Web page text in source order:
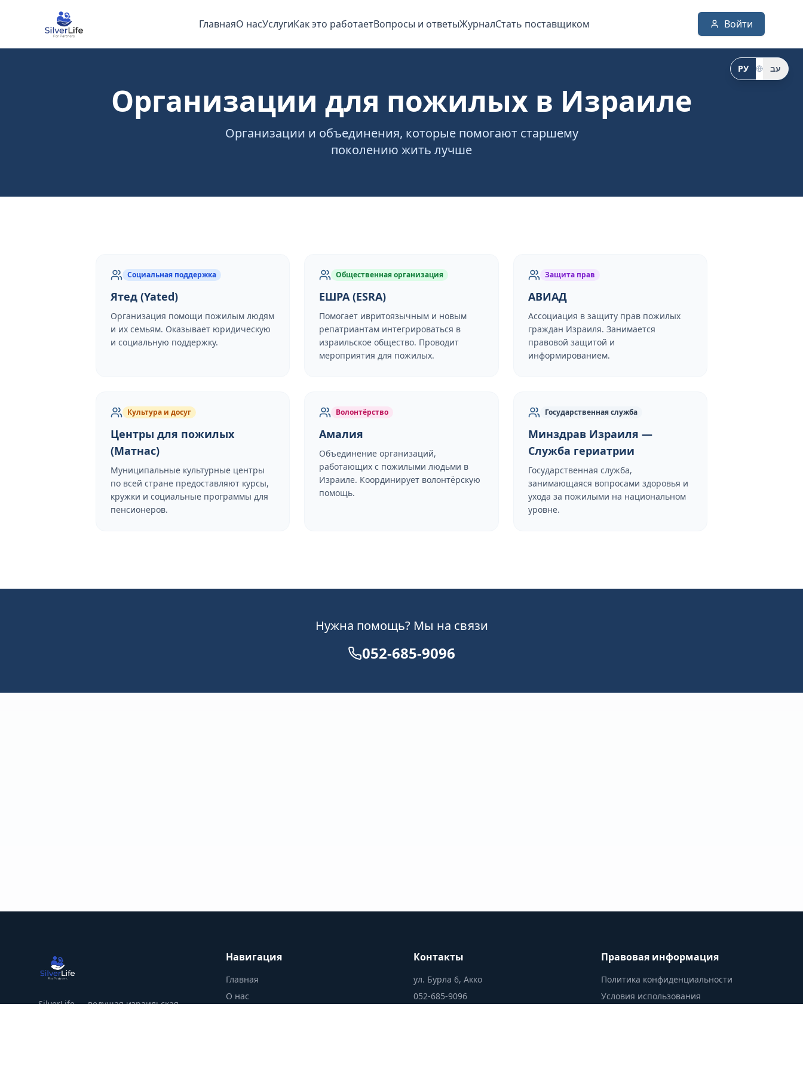
ГлавнаяО насУслугиКак это работаетВопросы и ответыЖурналСтать поставщиком Войти
Организации для пожилых в Израиле
Организации и объединения, которые помогают старшему
поколению жить лучше
Социальная поддержка
Ятед (Yated)
Организация помощи пожилым людям
и их семьям. Оказывает юридическую
и социальную поддержку.
Общественная организация
ЕШРА (ESRA)
Помогает ивритоязычным и новым
репатриантам интегрироваться в
израильское общество. Проводит
мероприятия для пожилых.
Защита прав
АВИАД
Ассоциация в защиту прав пожилых
граждан Израиля. Занимается
правовой защитой и
информированием.
Культура и досуг
Центры для пожилых
(Матнас)
Муниципальные культурные центры
по всей стране предоставляют курсы,
кружки и социальные программы для
пенсионеров.
Волонтёрство
Амалия
Объединение организаций,
работающих с пожилыми людьми в
Израиле. Координирует волонтёрскую
помощь.
Государственная служба
Минздрав Израиля —
Служба гериатрии
Государственная служба,
занимающаяся вопросами здоровья и
ухода за пожилыми на национальном
уровне.
Нужна помощь? Мы на связи
052-685-9096
SilverLife — ведущая израильская
Навигация
Главная
О нас
Контакты
ул. Бурла 6, Акко
052-685-9096
Правовая информация
Политика конфиденциальности
Условия использования
עב РУ